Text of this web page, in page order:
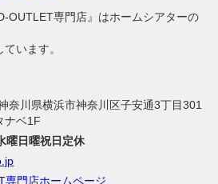
OUTLET専門店』はホームシアターの
います。
川県横浜市神奈川区子安通3丁目301
ナベ1F
曜日曜祝日定休
専門店ホームページ